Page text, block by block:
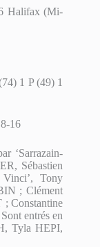
Halifax (Mi-
1 P (49) 1
16
‘Sarrazain-
Sébastien
Tony
; Clément
Constantine
entrés en
Tyla HEPI,